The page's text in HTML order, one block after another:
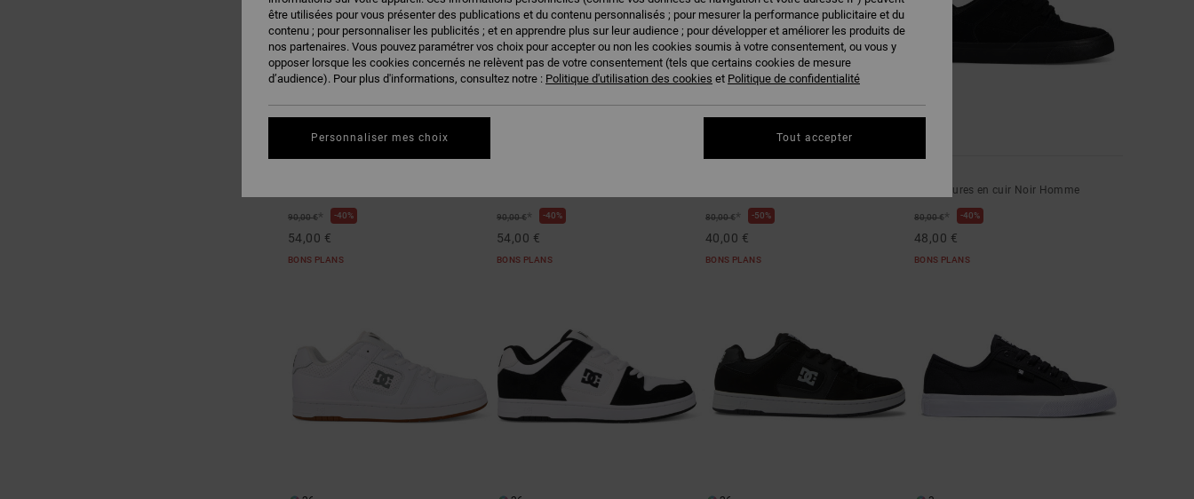
23
90,00 €* 40%
54,00 €
BONS PLANS
90,00 €* 40%
54,00 €
BONS PLANS
80,00 €* 50%
40,00 €
BONS PLANS
Chaussures en cuir Noir Homme
80,00 €* 40%
48,00 €
BONS PLANS
être utilisées pour vous présenter des publications et du contenu personnalisés ; pour mesurer la performance publicitaire et du
contenu ; pour personnaliser les publicités ; et en apprendre plus sur leur audience ; pour développer et améliorer les produits de
nos partenaires. Vous pouvez paramétrer vos choix pour accepter ou non les cookies soumis à votre consentement, ou vous y
opposer lorsque les cookies concernés ne relèvent pas de votre consentement (tels que certains cookies de mesure
d’audience). Pour plus d'informations, consultez notre : Politique d'utilisation des cookies et Politique de confidentialité
Personnaliser mes choix Tout accepter